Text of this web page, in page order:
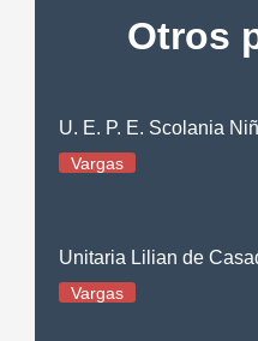
Otros
U. E. P. E. Scolania
Vargas
Unitaria Lilian de
Vargas